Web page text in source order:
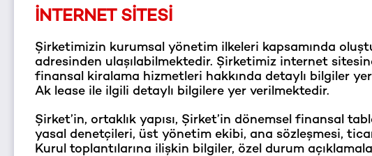
İNTERNET SİTESİ
Şirketimizin kurumsal yönetim ilkeleri kapsamında
adresinden ulaşılabilmektedir. Şirketimiz internet
finansal kiralama hizmetleri hakkında detaylı bilgiler yer
Ak lease ile ilgili detaylı bilgilere yer verilmektedir.
Şirket’in, ortaklık yapısı, Şirket’in dönemsel finansal
yasal denetçileri, üst yönetim ekibi, ana sözleşmesi,
Kurul toplantılarına ilişkin bilgiler, özel durum